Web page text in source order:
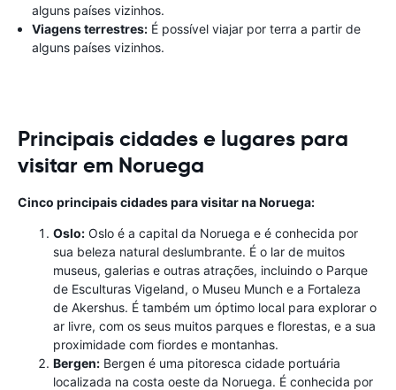
alguns países vizinhos.
Viagens terrestres: É possível viajar por terra a partir de
alguns países vizinhos.
Principais cidades e lugares para
visitar em Noruega
Cinco principais cidades para visitar na Noruega:
Oslo: Oslo é a capital da Noruega e é conhecida por
sua beleza natural deslumbrante. É o lar de muitos
museus, galerias e outras atrações, incluindo o Parque
de Esculturas Vigeland, o Museu Munch e a Fortaleza
de Akershus. É também um óptimo local para explorar o
ar livre, com os seus muitos parques e florestas, e a sua
proximidade com fiordes e montanhas.
Bergen: Bergen é uma pitoresca cidade portuária
localizada na costa oeste da Noruega. É conhecida por